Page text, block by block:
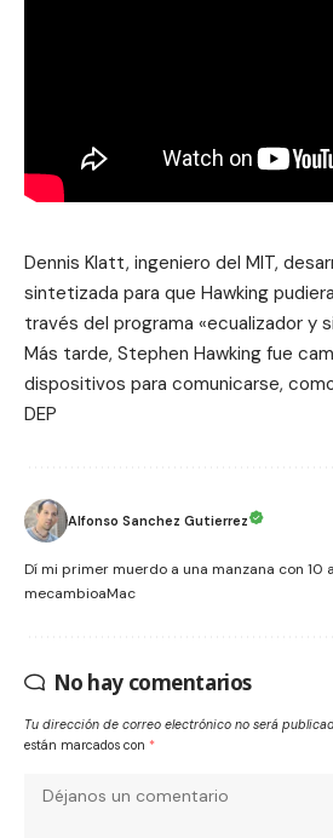
Dennis Klatt, ingeniero del MIT,
sintetizada para que Hawking
través del programa «ecualizador y
Más tarde, Stephen Hawking fue
dispositivos para comunicarse,
DEP
Alfonso Sanchez Gutierrez
Dí mi primer muerdo a una manzana con 10
mecambioaMac
No hay comentarios
Tu dirección de correo electrónico no será
están marcados con *